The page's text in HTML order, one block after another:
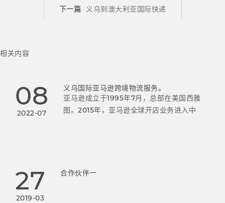
下一篇 义乌到澳大利亚国际快递
相关内容
08
2022-07
义乌国际亚马逊跨境物流服务。
亚马逊成立于1995年7月，总部在美国西雅
图。2015年，亚马逊全球开店业务进入中
27
2019-03
合作伙伴一